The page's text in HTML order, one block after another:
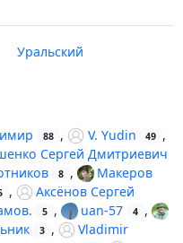
Уральский
88 , V. Yudin 49 ,
Сергей Дмитриевич
8 ,
Макеров
,
Аксёнов Сергей
5 , uan-57 4 ,
3 ,
Vladimir